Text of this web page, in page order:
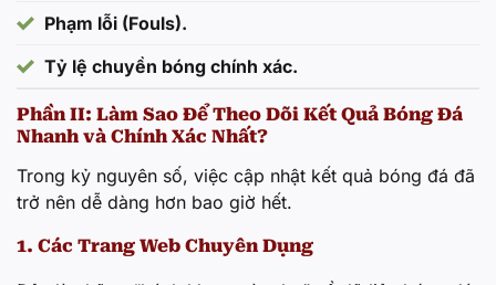
Phạm lỗi (Fouls).
Tỷ lệ chuyền bóng chính xác.
Phần II: Làm Sao Để Theo Dõi Kết Quả Bóng Đá
Nhanh và Chính Xác Nhất?
Trong kỷ nguyên số, việc cập nhật kết quả bóng đá đã
trở nên dễ dàng hơn bao giờ hết.
1. Các Trang Web Chuyên Dụng